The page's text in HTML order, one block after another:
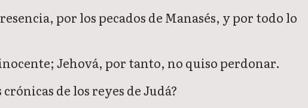
por los pecados de Manasés, y por todo lo
Jehová, por tanto, no quiso perdonar.
de los reyes de Judá?